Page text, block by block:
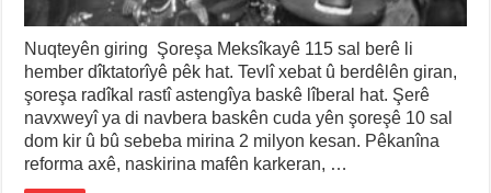
Nuqteyên giring Şoreşa Meksîkayê 115 sal berê li
hember dîktatorîyê pêk hat. Tevlî xebat û berdêlên giran,
şoreşa radîkal rastî astengîya baskê lîberal hat. Şerê
navxweyî ya di navbera baskên cuda yên şoreşê 10 sal
dom kir û bû sebeba mirina 2 milyon kesan. Pêkanîna
reforma axê, naskirina mafên karkeran, …